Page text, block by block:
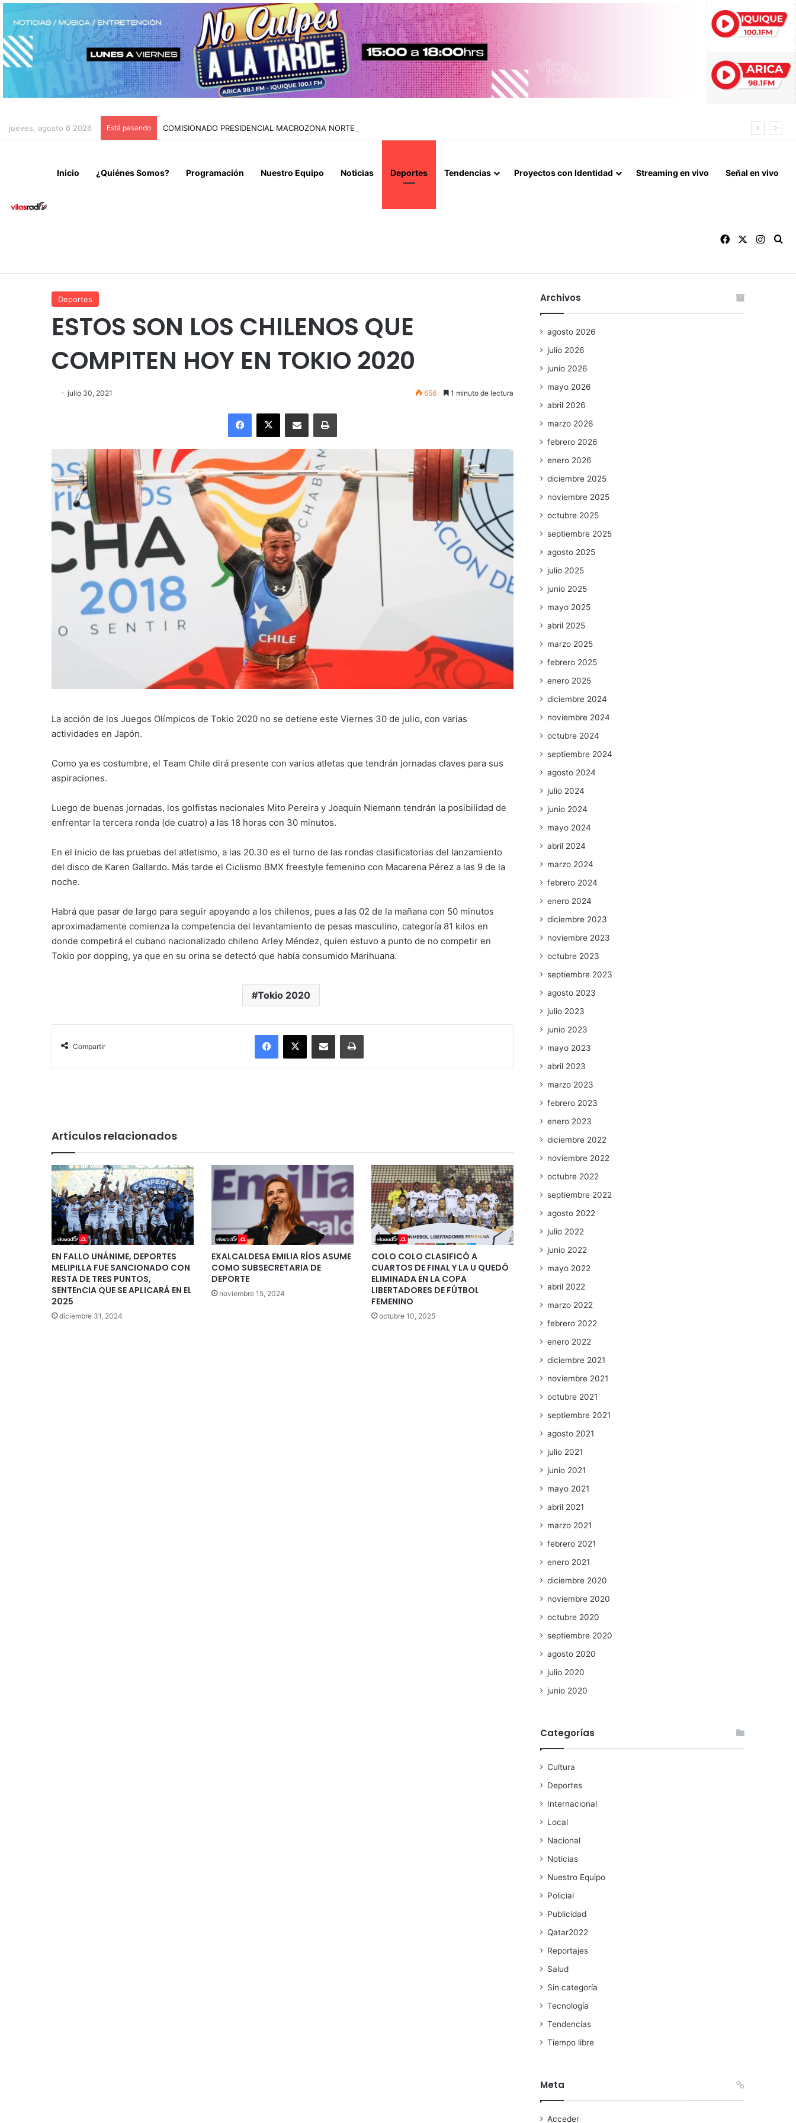
jueves, agosto 6 2026 Está pasando COMISIONADO PRESIDENCIAL MACROZONA NORTE ENCABEZA REUNIÓN TÉCNICA POR CONTROLES EN COLCHANE
Inicio ¿Quiénes Somos? Programación Nuestro Equipo Noticias Deportes Tendencias Proyectos con Identidad Streaming en vivo Señal en vivo
Facebook
Deportes
ESTOS SON LOS CHILENOS QUE
COMPITEN HOY EN TOKIO 2020
julio 30, 2021 656 1 minuto de lectura
Facebook
X Enviar vía email Imprimir
La acción de los Juegos Olímpicos de Tokio 2020 no se detiene este Viernes 30 de julio, con varias
actividades en Japón.
Como ya es costumbre, el Team Chile dirá presente con varios atletas que tendrán jornadas claves para sus
aspiraciones.
Luego de buenas jornadas, los golfistas nacionales Mito Pereira y Joaquín Niemann tendrán la posibilidad de
enfrentar la tercera ronda (de cuatro) a las 18 horas con 30 minutos.
En el inicio de las pruebas del atletismo, a las 20.30 es el turno de las rondas clasificatorias del lanzamiento
del disco de Karen Gallardo. Más tarde el Ciclismo BMX freestyle femenino con Macarena Pérez a las 9 de la
noche.
Habrá que pasar de largo para seguir apoyando a los chilenos, pues a las 02 de la mañana con 50 minutos
aproximadamente comienza la competencia del levantamiento de pesas masculino, categoría 81 kilos en
donde competirá el cubano nacionalizado chileno Arley Méndez, quien estuvo a punto de no competir en
Tokio por dopping, ya que en su orina se detectó que había consumido Marihuana.
Tokio 2020
Compartir
Facebook
X Enviar vía email Imprimir
Artículos relacionados
EN FALLO UNÁNIME, DEPORTES
MELIPILLA FUE SANCIONADO CON
RESTA DE TRES PUNTOS,
SENTEnCIA QUE SE APLICARÁ EN EL
2025
diciembre 31, 2024
EXALCALDESA EMILIA RÍOS ASUME
COMO SUBSECRETARIA DE
DEPORTE
noviembre 15, 2024
COLO COLO CLASIFICÓ A
CUARTOS DE FINAL Y LA U QUEDÓ
ELIMINADA EN LA COPA
LIBERTADORES DE FÚTBOL
FEMENINO
octubre 10, 2025
Archivos
agosto 2026
julio 2026
junio 2026
mayo 2026
abril 2026
marzo 2026
febrero 2026
enero 2026
diciembre 2025
noviembre 2025
octubre 2025
septiembre 2025
agosto 2025
julio 2025
junio 2025
mayo 2025
abril 2025
marzo 2025
febrero 2025
enero 2025
diciembre 2024
noviembre 2024
octubre 2024
septiembre 2024
agosto 2024
julio 2024
junio 2024
mayo 2024
abril 2024
marzo 2024
febrero 2024
enero 2024
diciembre 2023
noviembre 2023
octubre 2023
septiembre 2023
agosto 2023
julio 2023
junio 2023
mayo 2023
abril 2023
marzo 2023
febrero 2023
enero 2023
diciembre 2022
noviembre 2022
octubre 2022
septiembre 2022
agosto 2022
julio 2022
junio 2022
mayo 2022
abril 2022
marzo 2022
febrero 2022
enero 2022
diciembre 2021
noviembre 2021
octubre 2021
septiembre 2021
agosto 2021
julio 2021
junio 2021
mayo 2021
abril 2021
marzo 2021
febrero 2021
enero 2021
diciembre 2020
noviembre 2020
octubre 2020
septiembre 2020
agosto 2020
julio 2020
junio 2020
Categorías
Cultura
Deportes
Internacional
Local
Nacional
Noticias
Nuestro Equipo
Policial
Publicidad
Qatar2022
Reportajes
Salud
Sin categoría
Tecnología
Tendencias
Tiempo libre
Meta
Acceder